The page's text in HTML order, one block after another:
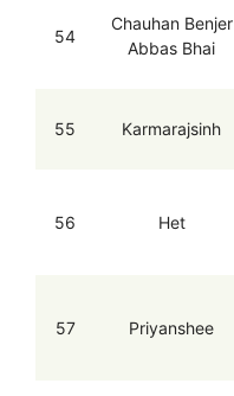
54
Chauhan Benjer
Abbas Bhai
55 Karmarajsinh
56 Het
57 Priyanshee